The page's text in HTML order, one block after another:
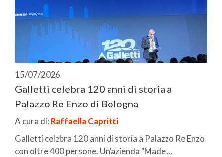
15/07/2026
Galletti celebra 120 anni di storia a
Palazzo Re Enzo di Bologna
A cura di: Raffaella Capritti
Galletti celebra 120 anni di storia a Palazzo Re Enzo
con oltre 400 persone. Un'azienda "Made ...